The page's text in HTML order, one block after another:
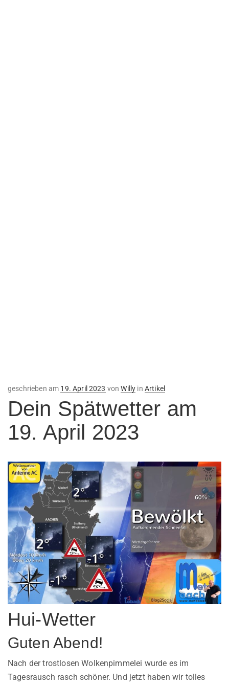
geschrieben am Veröffentlicht
am
19. April 2023 vonWilly in Artikel
Dein Spätwetter am
19. April 2023
Hui-Wetter
Guten Abend!
Nach der trostlosen Wolkenpimmelei wurde es im
Tagesrausch rasch schöner. Und jetzt haben wir tolles